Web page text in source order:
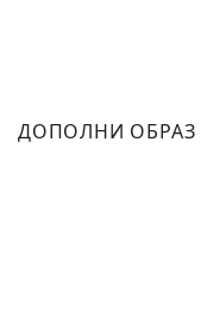
ДОПОЛНИ ОБРАЗ